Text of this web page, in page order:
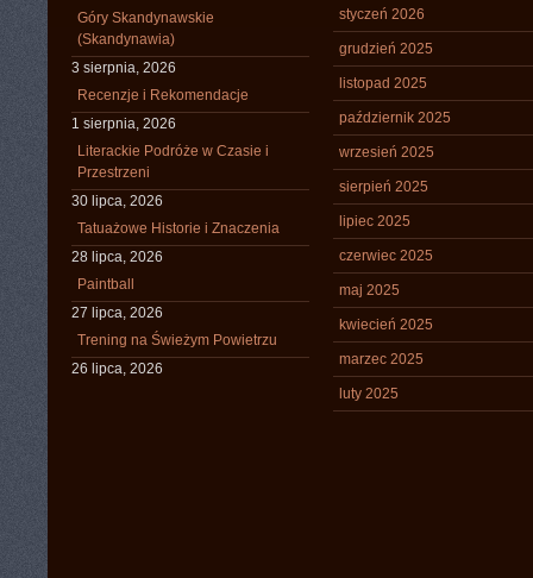
Góry Skandynawskie
(Skandynawia)
3 sierpnia, 2026
Recenzje i Rekomendacje
1 sierpnia, 2026
Literackie Podróże w Czasie i
Przestrzeni
30 lipca, 2026
Tatuażowe Historie i Znaczenia
28 lipca, 2026
Paintball
27 lipca, 2026
Trening na Świeżym Powietrzu
26 lipca, 2026
styczeń 2026
grudzień 2025
listopad 2025
październik 2025
wrzesień 2025
sierpień 2025
lipiec 2025
czerwiec 2025
maj 2025
kwiecień 2025
marzec 2025
luty 2025